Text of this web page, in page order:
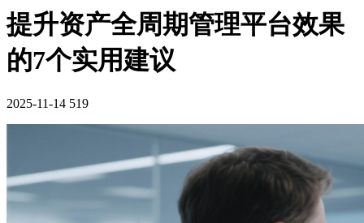
提升资产全周期管理平台效果
的7个实用建议
2025-11-14 519